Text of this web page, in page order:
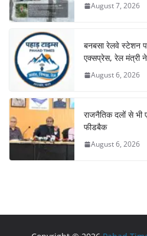
August 7, 2026
बनबसा रेलवे स्टेशन
एक्सप्रेस, रेल मंत्री ने
August 6, 2026
राजनैतिक दलों से
फीडबैक
August 6, 2026